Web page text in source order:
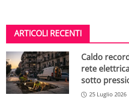
ARTICOLI RECENTI
Caldo
rete
sotto
25 Luglio 2026